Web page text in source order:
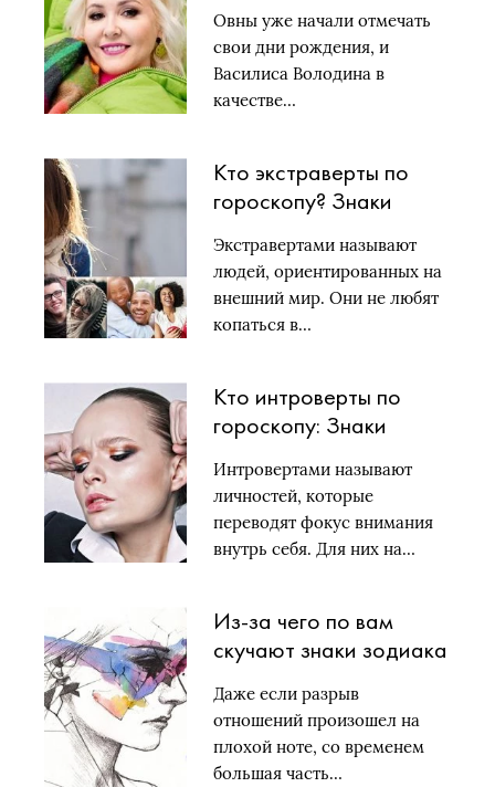
заработки и
освобождение от
ненужного
Овны уже начали отмечать
свои дни рождения, и
Василиса Володина в
качестве…
Кто экстраверты по
гороскопу? Знаки
можно сказать:
Открытость,
конкретика и прямота
Экстравертами называют
людей, ориентированных на
внешний мир. Они не любят
копаться в…
Кто интроверты по
гороскопу: Знаки
любят одиночество
Интровертами называют
личностей, которые
переводят фокус внимания
внутрь себя. Для них на…
Из-за чего по вам
скучают знаки зодиака
Даже если разрыв
отношений произошел на
плохой ноте, со временем
большая часть…